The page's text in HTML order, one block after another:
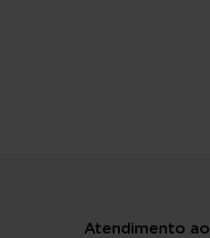
Atendimento ao